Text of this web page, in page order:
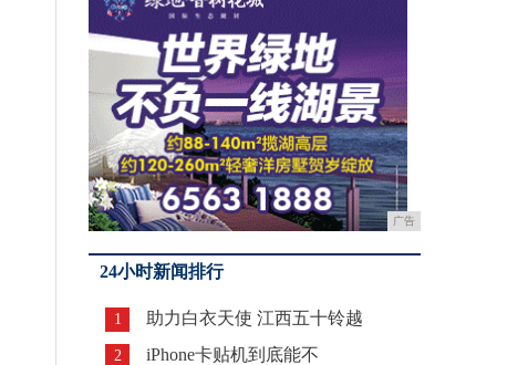
广告
24小时新闻排行
1 助力白衣天使 江西五十铃越
2 iPhone卡贴机到底能不